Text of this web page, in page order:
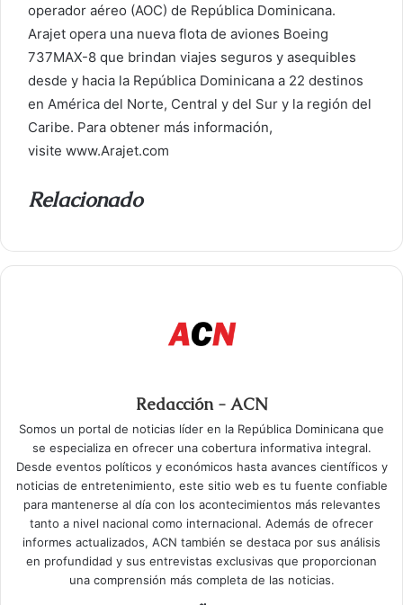
operador aéreo (AOC) de República Dominicana.
Arajet opera una nueva flota de aviones Boeing
737MAX-8 que brindan viajes seguros y asequibles
desde y hacia la República Dominicana a 22 destinos
en América del Norte, Central y del Sur y la región del
Caribe. Para obtener más información,
visite www.Arajet.com
Relacionado
Redacción - ACN
Somos un portal de noticias líder en la República Dominicana que
se especializa en ofrecer una cobertura informativa integral.
Desde eventos políticos y económicos hasta avances científicos y
noticias de entretenimiento, este sitio web es tu fuente confiable
para mantenerse al día con los acontecimientos más relevantes
tanto a nivel nacional como internacional. Además de ofrecer
informes actualizados, ACN también se destaca por sus análisis
en profundidad y sus entrevistas exclusivas que proporcionan
una comprensión más completa de las noticias.